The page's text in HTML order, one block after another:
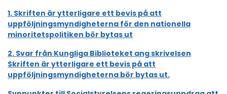
1. Skriften är ytterligare ett bevis på att
uppföljningsmyndigheterna för den nationella
minoritetspolitiken bör bytas ut
2. Svar från Kungliga Biblioteket ang skrivelsen
Skriften är ytterligare ett bevis på att
uppföljningsmyndigheterna bör bytas ut.